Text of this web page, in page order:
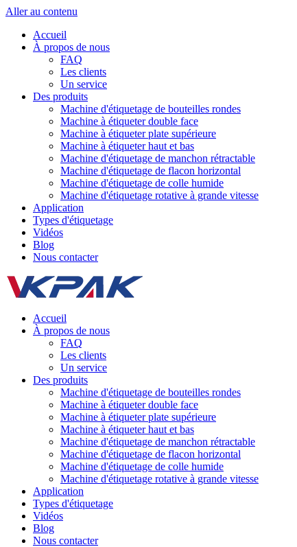
Aller au contenu
Accueil
À propos de nous
FAQ
Les clients
Un service
Des produits
Machine d'étiquetage de bouteilles rondes
Machine à étiqueter double face
Machine à étiqueter plate supérieure
Machine à étiqueter haut et bas
Machine d'étiquetage de manchon rétractable
Machine d'étiquetage de flacon horizontal
Machine d'étiquetage de colle humide
Machine d'étiquetage rotative à grande vitesse
Application
Types d'étiquetage
Vidéos
Blog
Nous contacter
Accueil
À propos de nous
FAQ
Les clients
Un service
Des produits
Machine d'étiquetage de bouteilles rondes
Machine à étiqueter double face
Machine à étiqueter plate supérieure
Machine à étiqueter haut et bas
Machine d'étiquetage de manchon rétractable
Machine d'étiquetage de flacon horizontal
Machine d'étiquetage de colle humide
Machine d'étiquetage rotative à grande vitesse
Application
Types d'étiquetage
Vidéos
Blog
Nous contacter